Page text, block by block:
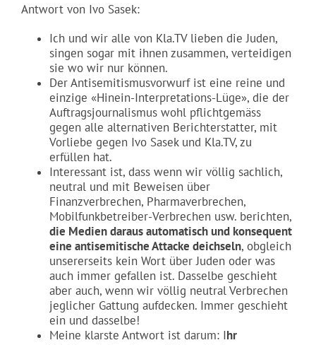
Antwort von Ivo Sasek:
Ich und wir alle von Kla.TV lieben die Juden,
singen sogar mit ihnen zusammen, verteidigen
sie wo wir nur können.
Der Antisemitismusvorwurf ist eine reine und
einzige «Hinein-Interpretations-Lüge», die der
Auftragsjournalismus wohl pflichtgemäss
gegen alle alternativen Berichterstatter, mit
Vorliebe gegen Ivo Sasek und Kla.TV, zu
erfüllen hat.
Interessant ist, dass wenn wir völlig sachlich,
neutral und mit Beweisen über
Finanzverbrechen, Pharmaverbrechen,
Mobilfunkbetreiber-Verbrechen usw. berichten,
die Medien daraus automatisch und konsequent
eine antisemitische Attacke deichseln, obgleich
unsererseits kein Wort über Juden oder was
auch immer gefallen ist. Dasselbe geschieht
aber auch, wenn wir völlig neutral Verbrechen
jeglicher Gattung aufdecken. Immer geschieht
ein und dasselbe!
Meine klarste Antwort ist darum: Ihr